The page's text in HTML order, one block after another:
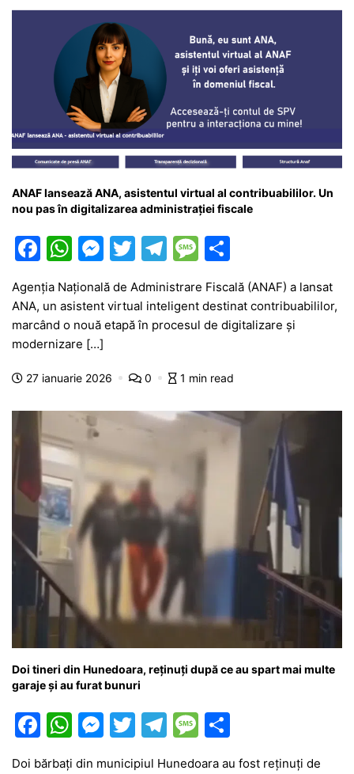
ANAF lansează ANA, asistentul virtual al contribuabililor. Un
nou pas în digitalizarea administrației fiscale
F
c
e
b
o
k
W
at
s
A
p
M
s
s
n
T
itt
er
T
e
gr
m
M
s
s
g
ar
ta
je
z
Agenția Națională de Administrare Fiscală (ANAF) a lansat
ANA, un asistent virtual inteligent destinat contribuabililor,
marcând o nouă etapă în procesul de digitalizare și
modernizare […]
27 ianuarie 2026 0 1 min read
Doi tineri din Hunedoara, reținuți după ce au spart mai multe
garaje și au furat bunuri
F
W M T
T
M
Doi bărbați din municipiul Hunedoara au fost reținuți de